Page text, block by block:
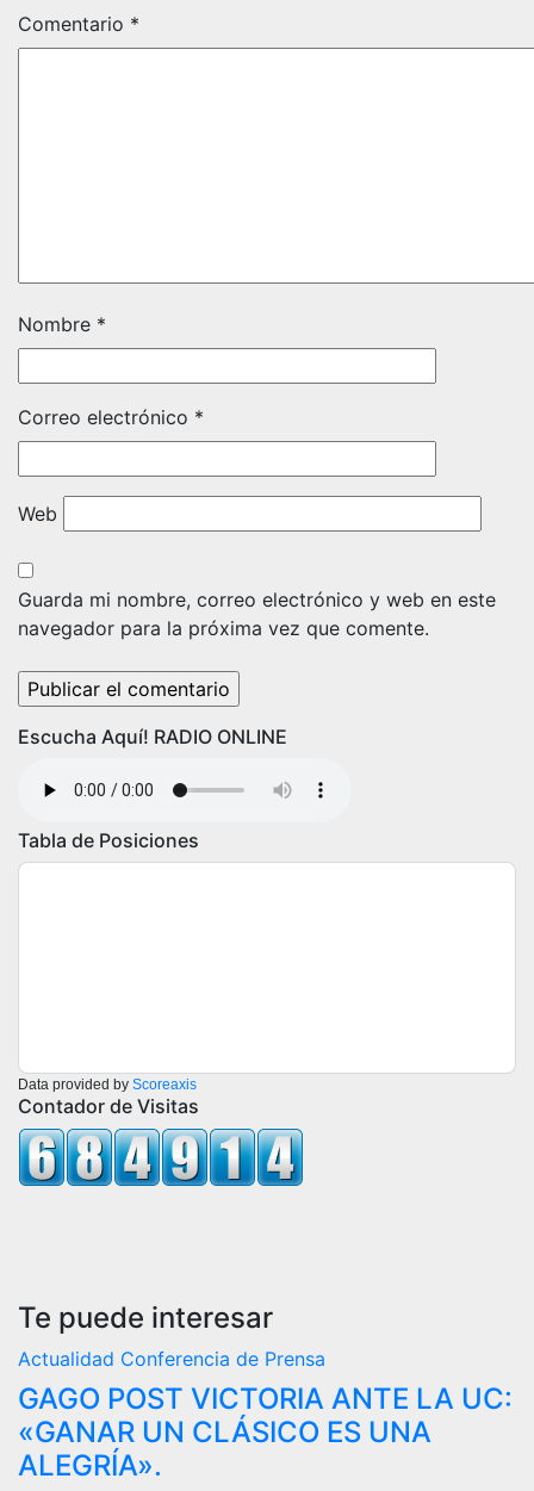
Comentario *
Nombre *
Correo electrónico *
Web
Guarda mi nombre, correo electrónico y web en este
navegador para la próxima vez que comente.
Escucha Aquí! RADIO ONLINE
Tabla de Posiciones
Data provided by Scoreaxis
Contador de Visitas
Te puede interesar
Actualidad Conferencia de Prensa
GAGO POST VICTORIA ANTE LA UC:
«GANAR UN CLÁSICO ES UNA
ALEGRÍA».